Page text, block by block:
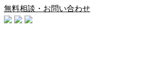
無料相談・お問い合わせ